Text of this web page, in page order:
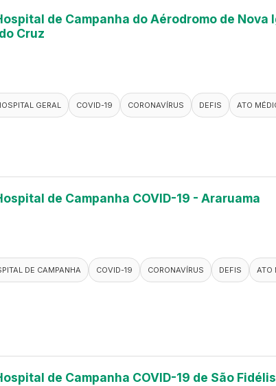
de Campanha do Aérodromo de Nova
Cruz
GERAL COVID-19 CORONAVÍRUS DEFIS
ATO
de Campanha COVID-19 - Araruama
DE CAMPANHA COVID-19 CORONAVÍRUS DEFIS
ATO
de Campanha COVID-19 de São Fidélis